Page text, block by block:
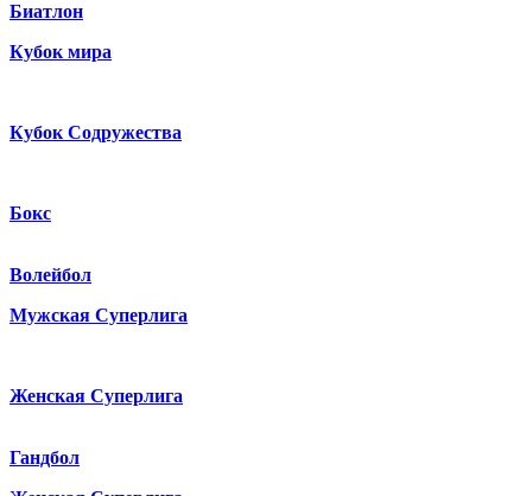
Биатлон
Кубок мира
Кубок Содружества
Бокс
Волейбол
Мужская Суперлига
Женская Суперлига
Гандбол